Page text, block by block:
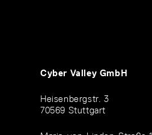
Cyber Valley GmbH
Heisenbergstr. 3
70569 Stuttgart